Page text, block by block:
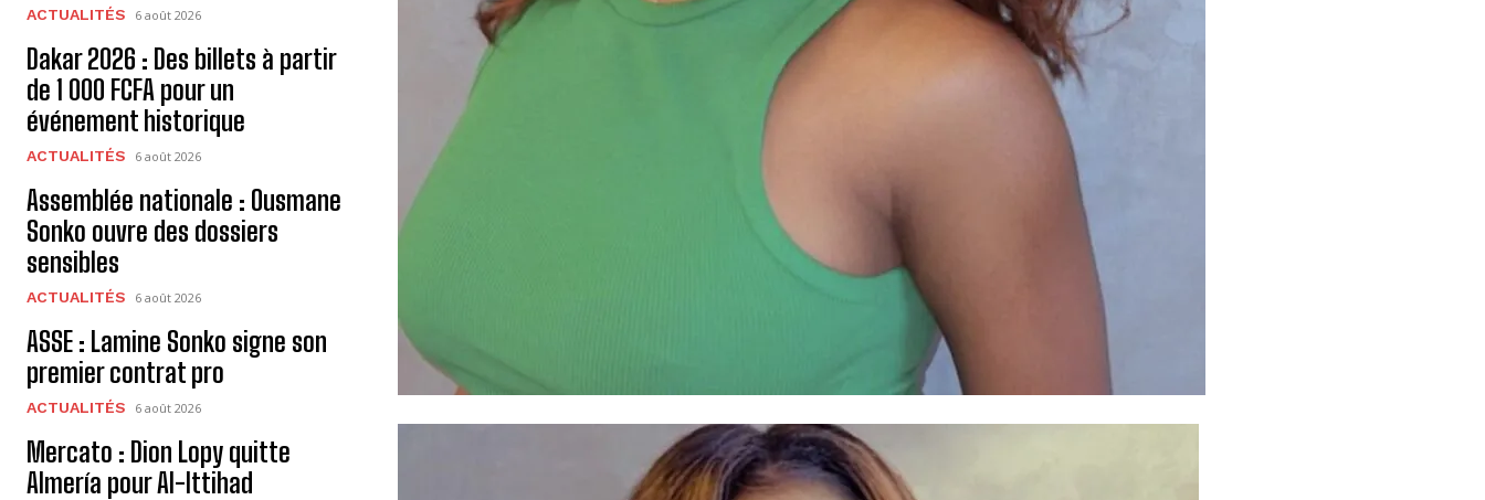
ACTUALITÉS 6 août 2026
Dakar 2026 : Des billets à partir
de 1 000 FCFA pour un
événement historique
ACTUALITÉS 6 août 2026
Assemblée nationale : Ousmane
Sonko ouvre des dossiers
sensibles
ACTUALITÉS 6 août 2026
ASSE : Lamine Sonko signe son
premier contrat pro
ACTUALITÉS 6 août 2026
Mercato : Dion Lopy quitte
Almería pour Al-Ittihad